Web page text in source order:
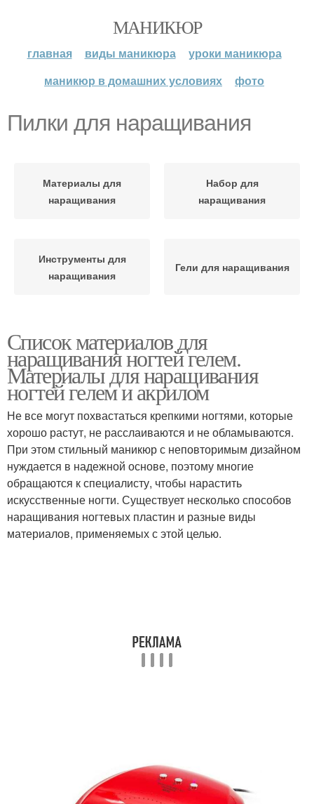
МАНИКЮР
главная виды маникюра
уроки маникюра
маникюр в домашних условиях
фото
Пилки для наращивания
Материалы для
наращивания
Набор для
наращивания
Инструменты для
наращивания
Гели для наращивания
Список материалов для
наращивания ногтей гелем.
Материалы для наращивания
ногтей гелем и акрилом
Не все могут похвастаться крепкими ногтями, которые
хорошо растут, не расслаиваются и не обламываются.
При этом стильный маникюр с неповторимым дизайном
нуждается в надежной основе, поэтому многие
обращаются к специалисту, чтобы нарастить
искусственные ногти. Существует несколько способов
наращивания ногтевых пластин и разные виды
материалов, применяемых с этой целью.